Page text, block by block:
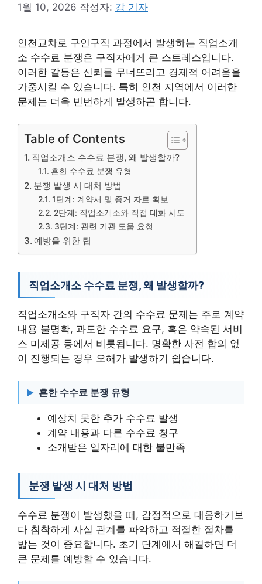
1월 10, 2026 작성자: 강 기자
인천교차로 구인구직 과정에서 발생하는 직업소개
소 수수료 분쟁은 구직자에게 큰 스트레스입니다.
이러한 갈등은 신뢰를 무너뜨리고 경제적 어려움을
가중시킬 수 있습니다. 특히 인천 지역에서 이러한
문제는 더욱 빈번하게 발생하곤 합니다.
Table of Contents
직업소개소 수수료 분쟁, 왜 발생할까?
흔한 수수료 분쟁 유형
분쟁 발생 시 대처 방법
1단계: 계약서 및 증거 자료 확보
2단계: 직업소개소와 직접 대화 시도
3단계: 관련 기관 도움 요청
예방을 위한 팁
직업소개소 수수료 분쟁, 왜 발생할까?
직업소개소와 구직자 간의 수수료 문제는 주로 계약
내용 불명확, 과도한 수수료 요구, 혹은 약속된 서비
스 미제공 등에서 비롯됩니다. 명확한 사전 합의 없
이 진행되는 경우 오해가 발생하기 쉽습니다.
흔한 수수료 분쟁 유형
예상치 못한 추가 수수료 발생
계약 내용과 다른 수수료 청구
소개받은 일자리에 대한 불만족
분쟁 발생 시 대처 방법
수수료 분쟁이 발생했을 때, 감정적으로 대응하기보
다 침착하게 사실 관계를 파악하고 적절한 절차를
밟는 것이 중요합니다. 초기 단계에서 해결하면 더
큰 문제를 예방할 수 있습니다.